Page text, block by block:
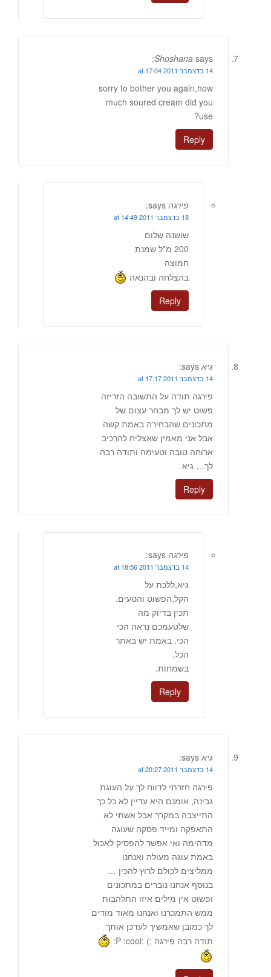
Shoshana says:
14 בדצמבר 2011 at 17:04
sorry to bother you again,how
much soured cream did you
use?
Reply
פירגה says:
18 בדצמבר 2011 at 14:49
שושנה שלום
200 מ"ל שמנת
חמוצה
בהצלחה ובהנאה
Reply
גיא says:
14 בדצמבר 2011 at 17:17
פירגה תודה על התשובה הזריזה
פשוט יש לך מבחר עצום של
מתכונים שהבחירה באמת קשה
אבל אני מאמין שאצליח להרכיב
ארוחה טובה וטעימה ותודה רבה
לך… גיא
Reply
פירגה says:
14 בדצמבר 2011 at 18:56
גיא,ללכת על
הקל,הפשוט והטעים.
תכין בדיוק מה
שלטעמכם נראה הכי
הכי. באמת יש באתר
הכל.
בשמחות.
Reply
גיא says:
14 בדצמבר 2011 at 20:27
פירגה חזרתי לדווח לך על העוגת
גבינה, אומנם היא עדיין לא כל כך
התייצבה במקרר אבל אשתי לא
התאפקה ומייד פסקה שעוגה
מדהימה ואי אפשר להפסיק לאכול
באמת עוגה מעולה ואנחנו
ממליצים לכולם לרוץ להכין …
בנוסף אנחנו נוברים במתכונים
ופשוט אין מילים איזו התלהבות
ממש התמכרנו ואנחנו מאוד מודים
לך כמובן שאמשיך לעדכן אותך
תודה רבה פירגה ;) :P :cool: